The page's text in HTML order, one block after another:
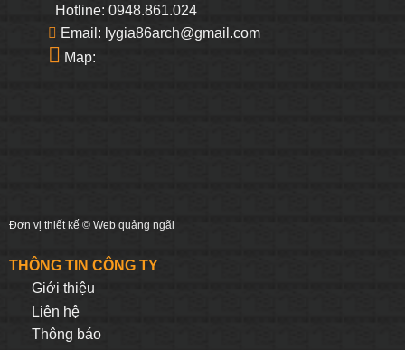
Hotline: 0948.861.024
Email: lygia86arch@gmail.com
Map:
Đơn vị thiết kế © Web quảng ngãi
THÔNG TIN CÔNG TY
Giới thiệu
Liên hệ
Thông báo